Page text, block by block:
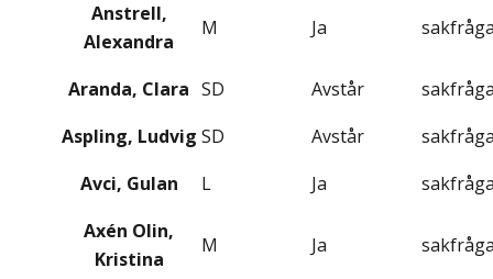
Anstrell,
Alexandra
M Ja
Aranda, Clara SD Avstår
Aspling, Ludvig SD Avstår
Avci, Gulan
L Ja
Axén Olin,
Kristina
M Ja